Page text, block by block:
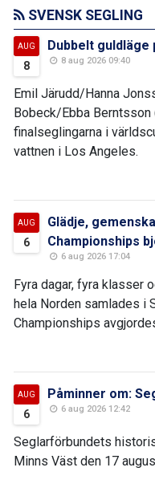
SVENSK SEGLING
AUG
8
Dubbelt guldläge
8 aug 2026 09:40
Emil Järudd/Hanna
Bobeck/Ebba Berntsson
finalseglingarna i
vattnen i Los Angeles.
AUG
6
Glädje,
Championships
6 aug 2026 17:04
Fyra dagar, fyra klasser
hela Norden samlades i
Championships
AUG
6
Påminner om:
6 aug 2026 12:42
Seglarförbundets
Minns Väst den 17